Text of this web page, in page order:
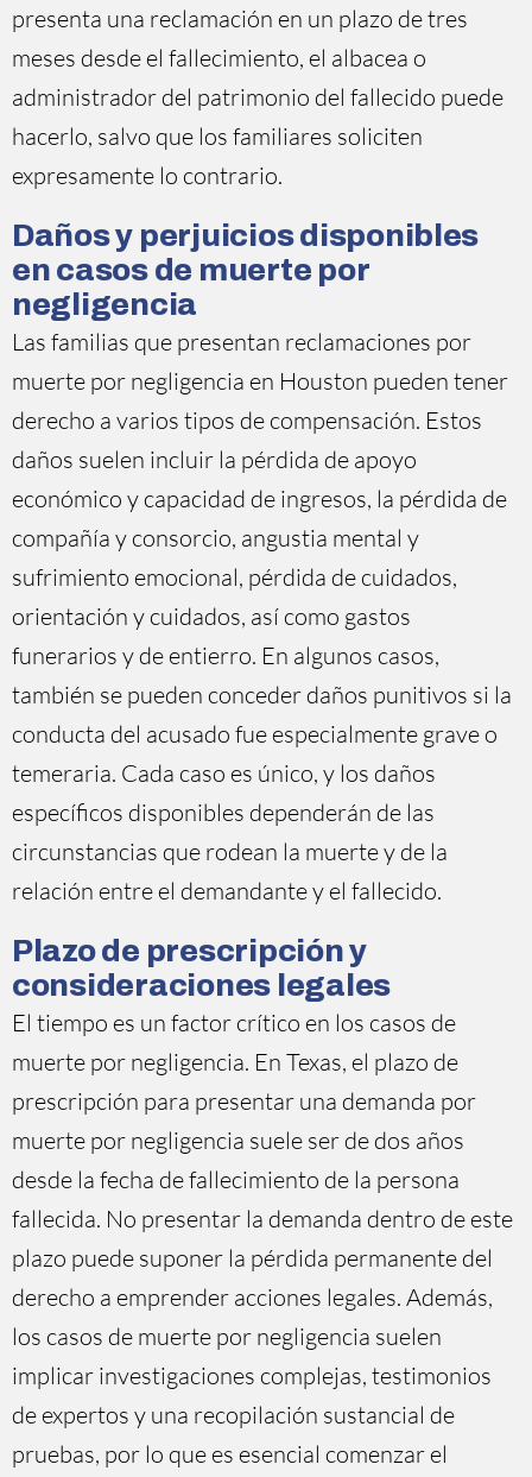
presenta una reclamación en un plazo de tres
meses desde el fallecimiento, el albacea o
administrador del patrimonio del fallecido puede
hacerlo, salvo que los familiares soliciten
expresamente lo contrario.
Daños y perjuicios disponibles
en casos de muerte por
negligencia
Las familias que presentan reclamaciones por
muerte por negligencia en Houston pueden tener
derecho a varios tipos de compensación. Estos
daños suelen incluir la pérdida de apoyo
económico y capacidad de ingresos, la pérdida de
compañía y consorcio, angustia mental y
sufrimiento emocional, pérdida de cuidados,
orientación y cuidados, así como gastos
funerarios y de entierro. En algunos casos,
también se pueden conceder daños punitivos si la
conducta del acusado fue especialmente grave o
temeraria. Cada caso es único, y los daños
específicos disponibles dependerán de las
circunstancias que rodean la muerte y de la
relación entre el demandante y el fallecido.
Plazo de prescripción y
consideraciones legales
El tiempo es un factor crítico en los casos de
muerte por negligencia. En Texas, el plazo de
prescripción para presentar una demanda por
muerte por negligencia suele ser de dos años
desde la fecha de fallecimiento de la persona
fallecida. No presentar la demanda dentro de este
plazo puede suponer la pérdida permanente del
derecho a emprender acciones legales. Además,
los casos de muerte por negligencia suelen
implicar investigaciones complejas, testimonios
de expertos y una recopilación sustancial de
pruebas, por lo que es esencial comenzar el